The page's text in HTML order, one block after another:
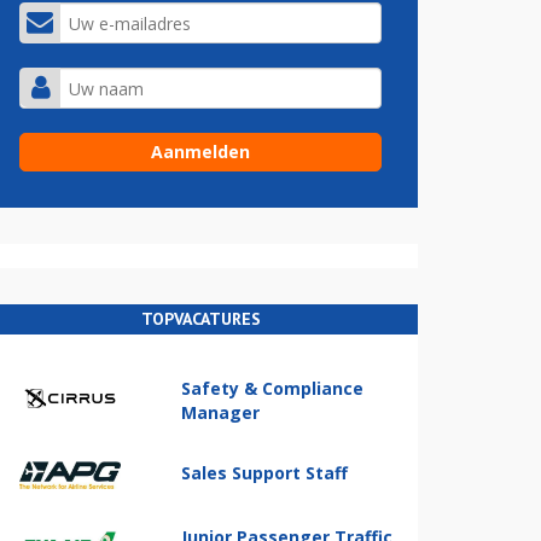
TOPVACATURES
Safety & Compliance
Manager
Sales Support Staff